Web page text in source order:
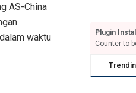
AS-China
waktu
Plugin Install
Counter to